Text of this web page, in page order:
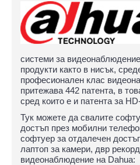
системи за
продукти както в нисък,
професионален клас
притежава 442 патента, в
сред които е и патента за
Тук можете да свалите
достъп през мобилни
софтуер за отдалечен
лаптоп за камери, двр
видеонаблюдение на Dahua: